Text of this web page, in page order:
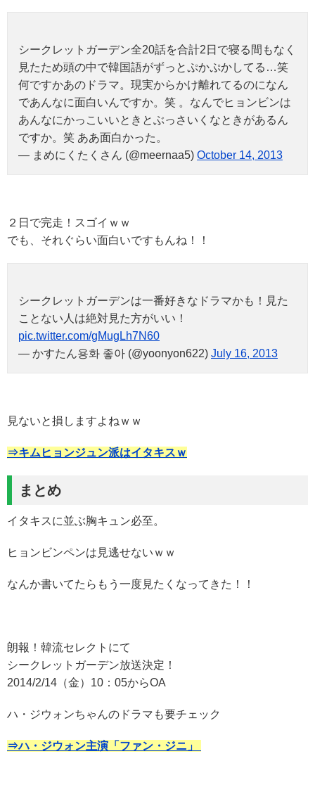
シークレットガーデン全20話を合計2日で寝る間もなく
見たため頭の中で韓国語がずっとぷかぷかしてる…笑
何ですかあのドラマ。現実からかけ離れてるのになん
であんなに面白いんですか。笑 。なんでヒョンビンは
あんなにかっこいいときとぶっさいくなときがあるん
ですか。笑 ああ面白かった。
— まめにくたくさん (@meernaa5) October 14, 2013
２日で完走！スゴイｗｗ
でも、それぐらい面白いですもんね！！
シークレットガーデンは一番好きなドラマかも！見た
ことない人は絶対見た方がいい！
pic.twitter.com/gMugLh7N60
— かすたん용화 좋아 (@yoonyon622) July 16, 2013
見ないと損しますよねｗｗ
⇒キムヒョンジュン派はイタキスｗ
まとめ
イタキスに並ぶ胸キュン必至。
ヒョンビンペンは見逃せないｗｗ
なんか書いてたらもう一度見たくなってきた！！
朗報！韓流セレクトにて
シークレットガーデン放送決定！
2014/2/14（金）10：05からOA
ハ・ジウォンちゃんのドラマも要チェック
⇒ハ・ジウォン主演「ファン・ジニ」